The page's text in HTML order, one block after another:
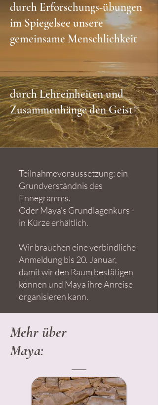
durch Erforschungs-übungen
im Spiegelsee unsere
gemeinsame Menschlichkeit
durch Lehreinheiten und
Zusammenhänge den Geist
Teilnahmevoraussetzung: ein
Grundverständnis des
Ennegramms.
Oder Maya's Grundlagenkurs -
in Kürze erhältlich.
Wir brauchen eine verbindliche
Anmeldung bis 20. Januar,
damit wir den Raum bestätigen
können und Maya ihre Anreise
organisieren kann.
Mehr über
Maya: